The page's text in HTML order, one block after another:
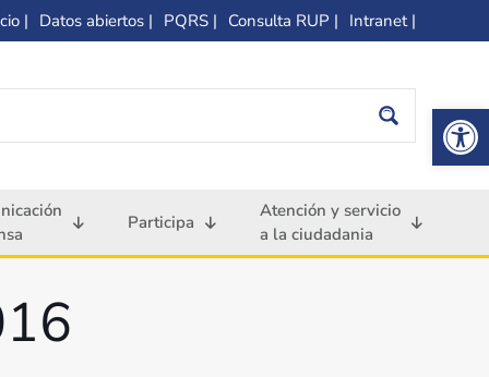
| Datos abiertos | PQRS | Consulta RUP | Intranet |
Participa
Atención y servicio
a la ciudadania